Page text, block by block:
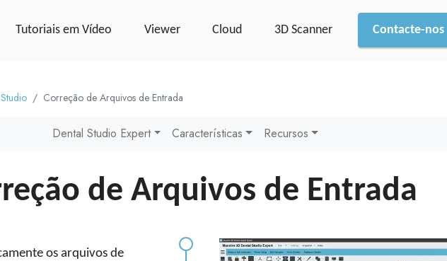
Tutoriais em Vídeo Viewer Cloud 3D Scanner Contacte-nos
Correção de Arquivos de Entrada
Dental Studio Expert Características Recursos
de Arquivos de Entrada
os arquivos de